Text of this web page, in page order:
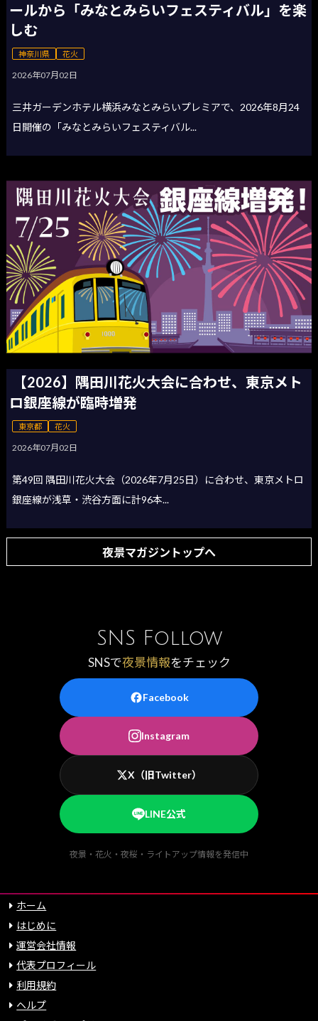
ールから「みなとみらいフェスティバル」を楽
しむ
神奈川県 花火
2026年07月02日
三井ガーデンホテル横浜みなとみらいプレミアで、2026年8月24
日開催の「みなとみらいフェスティバル...
【2026】隅田川花火大会に合わせ、東京メト
ロ銀座線が臨時増発
東京都 花火
2026年07月02日
第49回 隅田川花火大会（2026年7月25日）に合わせ、東京メトロ
銀座線が浅草・渋谷方面に計96本...
夜景マガジントップへ
SNS Follow
SNSで夜景情報をチェック
Facebook
Instagram
X（旧Twitter）
LINE公式
夜景・花火・夜桜・ライトアップ情報を発信中
ホーム
はじめに
運営会社情報
代表プロフィール
利用規約
ヘルプ